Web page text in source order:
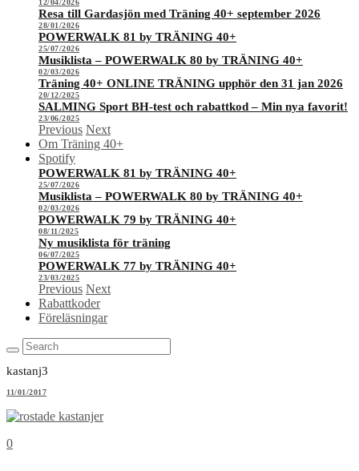
12/04/2026
Resa till Gardasjön med Träning 40+ september 2026
28/01/2026
POWERWALK 81 by TRÄNING 40+
25/07/2026
Musiklista – POWERWALK 80 by TRÄNING 40+
02/03/2026
Träning 40+ ONLINE TRÄNING upphör den 31 jan 2026
20/12/2025
SALMING Sport BH-test och rabattkod – Min nya favorit!
23/06/2025
Previous Next
Om Träning 40+
Spotify
POWERWALK 81 by TRÄNING 40+
25/07/2026
Musiklista – POWERWALK 80 by TRÄNING 40+
02/03/2026
POWERWALK 79 by TRÄNING 40+
08/11/2025
Ny musiklista för träning
06/07/2025
POWERWALK 77 by TRÄNING 40+
23/03/2025
Previous Next
Rabattkoder
Föreläsningar
kastanj3
11/01/2017
0